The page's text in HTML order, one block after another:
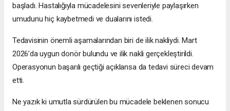
başladı. Hastalığıyla mücadelesini sevenleriyle paylaşırken
umudunu hiç kaybetmedi ve dualarını istedi.
Tedavisinin önemli aşamalarından biri de ilik nakliydi. Mart
2026’da uygun donör bulundu ve ilik nakli gerçekleştirildi.
Operasyonun başarılı geçtiği açıklansa da tedavi süreci devam
etti.
Ne yazık ki umutla sürdürülen bu mücadele beklenen sonucu